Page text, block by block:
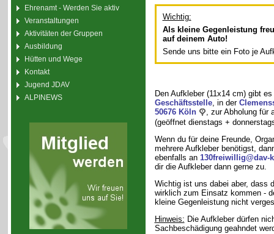
Ehrenamt - Werden Sie aktiv
Veranstaltungen
Aktivitäten der Gruppen
Ausbildung
Hütten und Wege
Kontakt
Jugend JDAV
ALPINEWS
Wichtig:
Als kleine Gegenleistung
auf deinem Auto!
Sende uns bitte ein Foto je
Den Aufkleber (11x14 cm) gibt es
Geschäftsstelle, in der
50676 Köln
, zur Abholung für
(geöffnet dienstags +
Wenn du für deine Freunde,
mehrere Aufkleber benötigst,
ebenfalls an 130freiwillig@dav-
dir die Aufkleber dann gerne zu.
Wichtig ist uns dabei aber, dass
wirklich zum Einsatz kommen -
kleine Gegenleistung nicht
Hinweis: Die Aufkleber dürfen
Sachbeschädigung geahndet